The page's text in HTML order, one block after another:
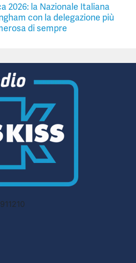
2026: la Nazionale Italiana
con la delegazione più
di sempre